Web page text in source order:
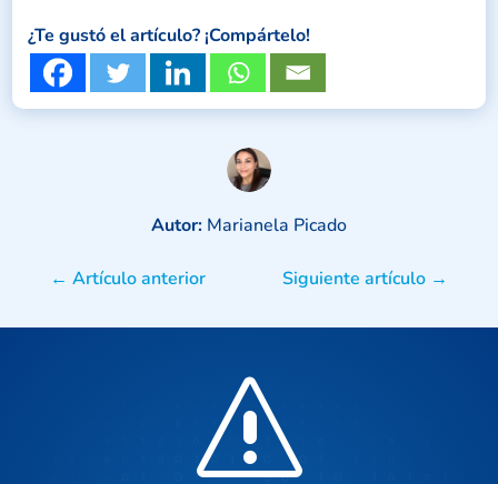
¿Te gustó el artículo? ¡Compártelo!
Autor: Marianela Picado
← Artículo anterior Siguiente artículo →
s